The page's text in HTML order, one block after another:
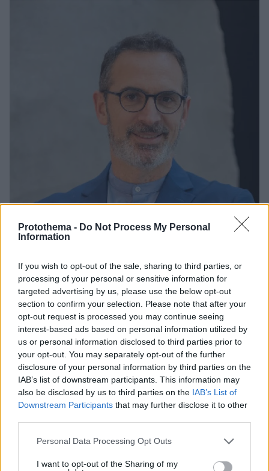
Protothema - Do Not Process My Personal
Information
If you wish to opt-out of the sale, sharing to third parties, or
processing of your personal or sensitive information for
targeted advertising by us, please use the below opt-out
section to confirm your selection. Please note that after your
opt-out request is processed you may continue seeing
interest-based ads based on personal information utilized by
us or personal information disclosed to third parties prior to
your opt-out. You may separately opt-out of the further
disclosure of your personal information by third parties on the
IAB’s list of downstream participants. This information may
also be disclosed by us to third parties on the IAB’s List of
Downstream Participants that may further disclose it to other
Please note that this website/app uses one or more Google
not limited to your visit or usage behaviour. You may click to
Personal Data Processing Opt Outs
I want to opt-out of the Sharing of my
Λίγα λόγια για τον συγγραφέα:
Κώστας Κρομμύδαςξεκίνησε να γράφει το
2011 και από τότε έχουν εκδοθεί 15 βιβλία του.